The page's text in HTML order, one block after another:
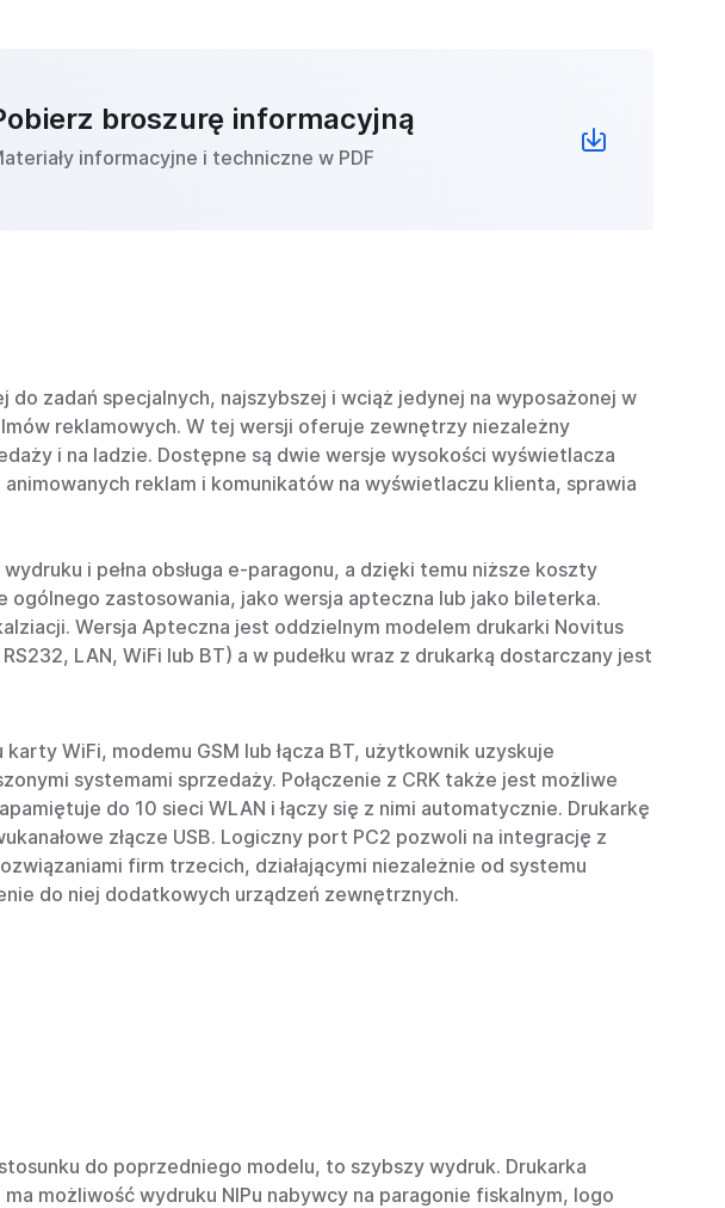
broszurę informacyjną
informacyjne i techniczne w PDF
zadań specjalnych, najszybszej i wciąż jedynej na wyposażonej w
reklamowych. W tej wersji oferuje zewnętrzy niezależny
i na ladzie. Dostępne są dwie wersje wysokości wyświetlacza
reklam i komunikatów na wyświetlaczu klienta, sprawia
i pełna obsługa e-paragonu, a dzięki temu niższe koszty
zastosowania, jako wersja apteczna lub jako bileterka.
Wersja Apteczna jest oddzielnym modelem drukarki Novitus
LAN, WiFi lub BT) a w pudełku wraz z drukarką dostarczany jest
WiFi, modemu GSM lub łącza BT, użytkownik uzyskuje
systemami sprzedaży. Połączenie z CRK także jest możliwe
do 10 sieci WLAN i łączy się z nimi automatycznie. Drukarkę
złącze USB. Logiczny port PC2 pozwoli na integrację z
firm trzecich, działającymi niezależnie od systemu
do niej dodatkowych urządzeń zewnętrznych.
do poprzedniego modelu, to szybszy wydruk. Drukarka
możliwość wydruku NIPu nabywcy na paragonie fiskalnym, logo